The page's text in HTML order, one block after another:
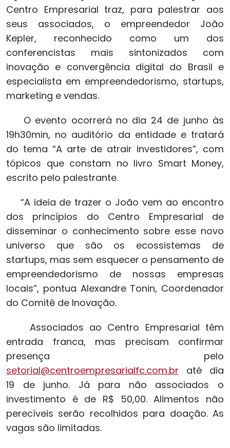
Centro Empresarial traz, para palestrar aos
seus associados, o empreendedor João
Kepler, reconhecido como um dos
conferencistas mais sintonizados com
inovação e convergência digital do Brasil e
especialista em empreendedorismo, startups,
marketing e vendas.
O evento ocorrerá no dia 24 de junho às
19h30min, no auditório da entidade e tratará
do tema “A arte de atrair investidores”, com
tópicos que constam no livro Smart Money,
escrito pelo palestrante.
“A ideia de trazer o João vem ao encontro
dos princípios do Centro Empresarial de
disseminar o conhecimento sobre esse novo
universo que são os ecossistemas de
startups, mas sem esquecer o pensamento de
empreendedorismo de nossas empresas
locais”, pontua Alexandre Tonin, Coordenador
do Comitê de Inovação.
Associados ao Centro Empresarial têm
entrada franca, mas precisam confirmar
presença pelo
setorial@centroempresarialfc.com.br até dia
19 de junho. Já para não associados o
investimento é de R$ 50,00. Alimentos não
perecíveis serão recolhidos para doação. As
vagas são limitadas.